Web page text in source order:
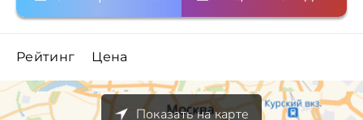
Рейтинг Цена
Показать на карте